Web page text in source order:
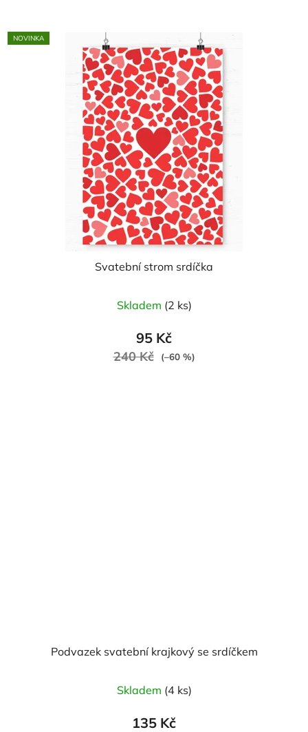
hvězdiček.
NOVINKA
Svatební strom srdíčka
Skladem (2 ks)
95 Kč
240 Kč (–60 %)
Podvazek svatební krajkový se srdíčkem
Skladem (4 ks)
135 Kč